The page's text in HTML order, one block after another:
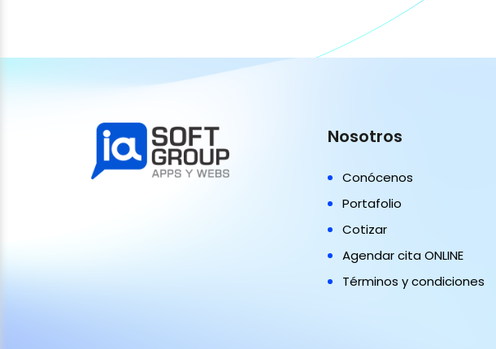
Nosotros
Conócenos
Portafolio
Cotizar
Agendar cita ONLINE
Términos y condiciones